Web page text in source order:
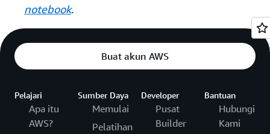
notebook.
Buat akun AWS
Pelajari
Apa itu
AWS?
Sumber Daya
Memulai
Pelatihan
Developer
Pusat
Builder
Bantuan
Hubungi
Kami